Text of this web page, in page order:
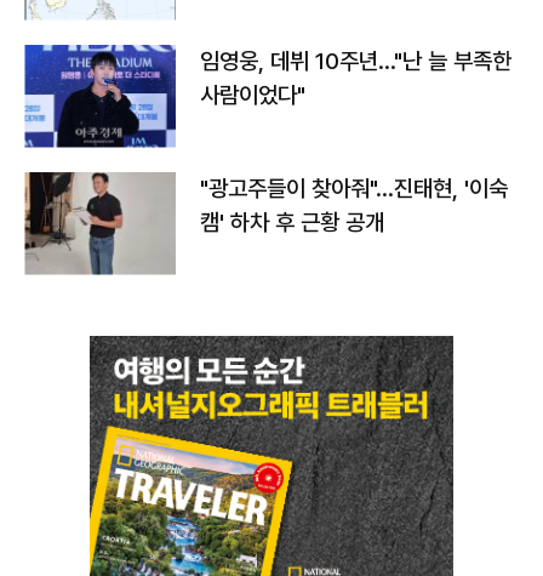
임영웅, 데뷔 10주년…"난 늘 부족한
사람이었다"
"광고주들이 찾아줘"…진태현, '이숙
캠' 하차 후 근황 공개